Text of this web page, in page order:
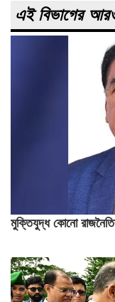
এই বিভাগের
মুক্তিযুদ্ধ কোনো